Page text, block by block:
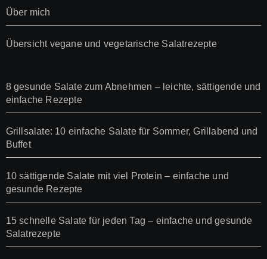
Über mich
Übersicht vegane und vegetarische Salatrezepte
8 gesunde Salate zum Abnehmen – leichte, sättigende und
einfache Rezepte
Grillsalate: 10 einfache Salate für Sommer, Grillabend und
Buffet
10 sättigende Salate mit viel Protein – einfache und
gesunde Rezepte
15 schnelle Salate für jeden Tag – einfache und gesunde
Salatrezepte